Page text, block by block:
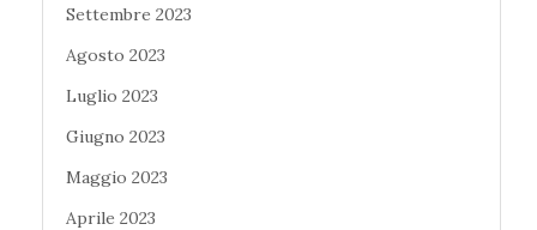
Settembre 2023
Agosto 2023
Luglio 2023
Giugno 2023
Maggio 2023
Aprile 2023